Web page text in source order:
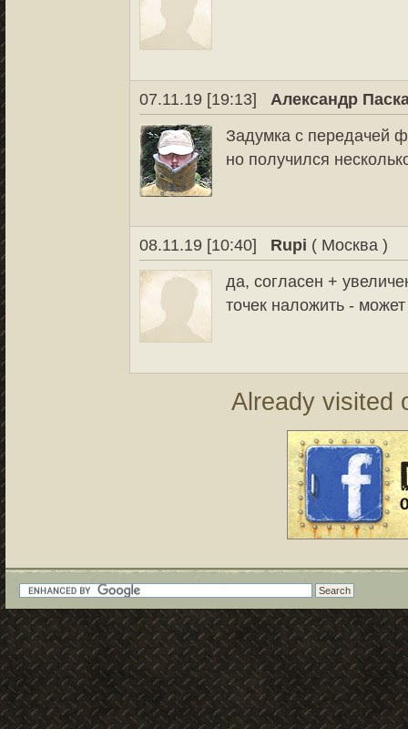
07.11.19 [19:13]
Александр
Задумка с передачей
но получился
08.11.19 [10:40] Rupi ( Москва )
да, согласен +
точек наложить -
Already visited